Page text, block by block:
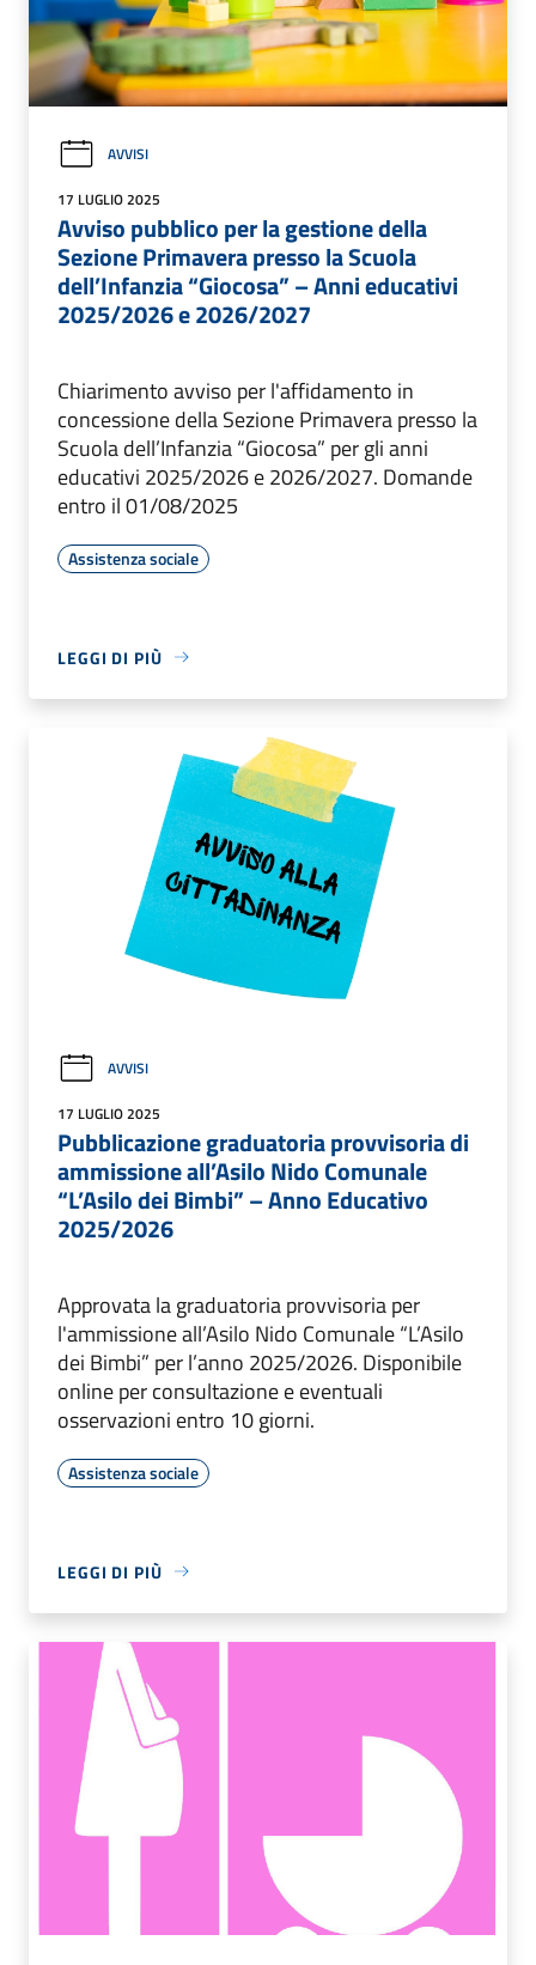
AVVISI
17 LUGLIO 2025
Avviso pubblico per la gestione della
Sezione Primavera presso la Scuola
dell’Infanzia “Giocosa” – Anni educativi
2025/2026 e 2026/2027
Chiarimento avviso per l'affidamento in
concessione della Sezione Primavera presso la
Scuola dell’Infanzia “Giocosa” per gli anni
educativi 2025/2026 e 2026/2027. Domande
entro il 01/08/2025
Assistenza sociale
LEGGI DI PIÙ
AVVISI
17 LUGLIO 2025
Pubblicazione graduatoria provvisoria di
ammissione all’Asilo Nido Comunale
“L’Asilo dei Bimbi” – Anno Educativo
2025/2026
Approvata la graduatoria provvisoria per
l'ammissione all’Asilo Nido Comunale “L’Asilo
dei Bimbi” per l’anno 2025/2026. Disponibile
online per consultazione e eventuali
osservazioni entro 10 giorni.
Assistenza sociale
LEGGI DI PIÙ